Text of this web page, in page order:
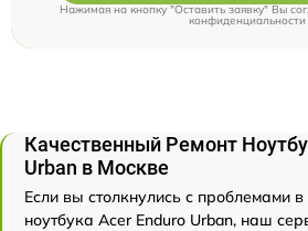
Нажимая на кнопку "Оставить заявку" Вы
конфиденциальности
Качественный Ремонт
Urban в Москве
Если вы столкнулись с проблемами
ноутбука Acer Enduro Urban, наш